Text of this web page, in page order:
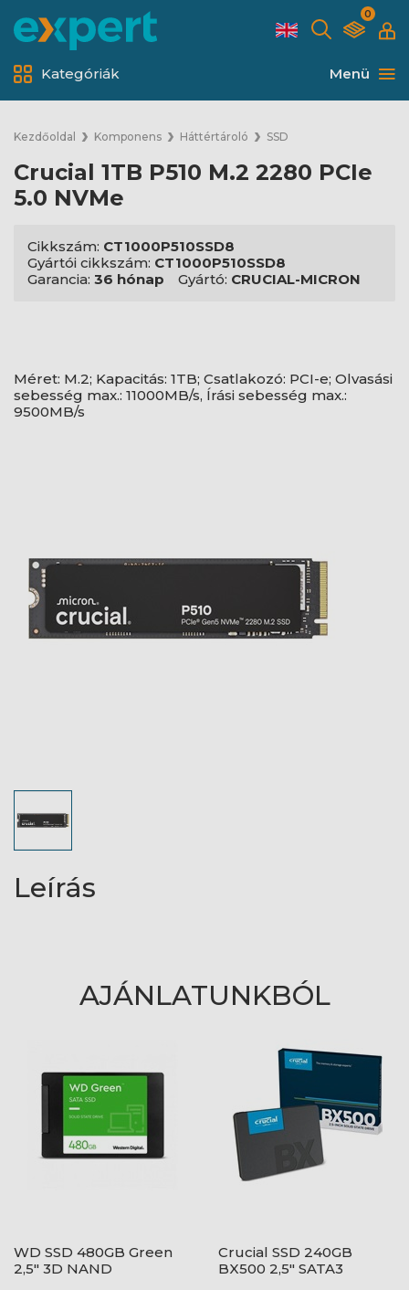
0
Menü
Kategóriák
Kezdőoldal Komponens Háttértároló SSD
Crucial 1TB P510 M.2 2280 PCIe
5.0 NVMe
Cikkszám: CT1000P510SSD8
Gyártói cikkszám: CT1000P510SSD8
Garancia: 36 hónap Gyártó: CRUCIAL-MICRON
Méret: M.2; Kapacitás: 1TB; Csatlakozó: PCI-e; Olvasási
sebesség max.: 11000MB/s, Írási sebesség max.:
9500MB/s
Leírás
AJÁNLATUNKBÓL
WD SSD 480GB Green
2,5" 3D NAND
Crucial SSD 240GB
BX500 2,5" SATA3